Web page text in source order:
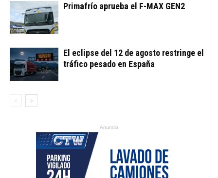
Primafrío aprueba el F-MAX GEN2
El eclipse del 12 de agosto restringe el
tráfico pesado en España
Anuncio